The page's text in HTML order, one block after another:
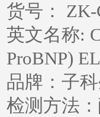
货号： ZK-
英文名称:
ProBNP)
品牌：子
检测方法